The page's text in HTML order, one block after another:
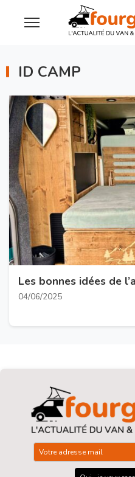
ID CAMP
Les bonnes idées de
04/06/2025